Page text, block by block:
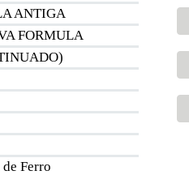
ANTIGA
FORMULA
Ferro